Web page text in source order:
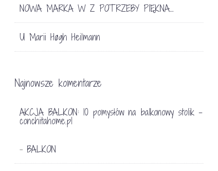
NOWA MARKA W Z POTRZEBY PIĘKNA…
U Marii Høgh Heilmann
Najnowsze komentarze
AKCJA BALKON: 10 pomysłów na balkonowy stolik -
conchitahome.pl
- BALKON